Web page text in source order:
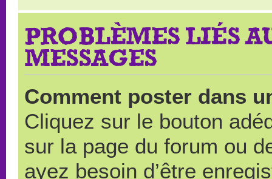
PROBLÈMES LIÉS
MESSAGES
Comment poster dans
Cliquez sur le bouton
sur la page du forum ou
ayez besoin d’être